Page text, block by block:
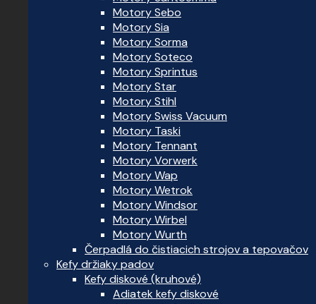
Motory Sebo
Motory Sia
Motory Sorma
Motory Soteco
Motory Sprintus
Motory Star
Motory Stihl
Motory Swiss Vacuum
Motory Taski
Motory Tennant
Motory Vorwerk
Motory Wap
Motory Wetrok
Motory Windsor
Motory Wirbel
Motory Wurth
Čerpadlá do čistiacich strojov a tepovačov
Kefy držiaky padov
Kefy diskové (kruhové)
Adiatek kefy diskové